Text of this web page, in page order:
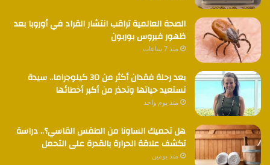
الصحة العالمية تراقب انتشار القراد في أوروبا بعد
ظهور فيروس بوربون
منذ 7 ساعات
بعد رحلة فقدان أكثر من 30 كيلوجراما.. سيدة
تستعيد حياتها وتحذر من أكبر أخطائها
منذ يوم واحد
هل تحميك الساونا من الطقس القاسي؟.. دراسة
تكشف علاقة الحرارة بالقدرة على التحمل
منذ يومين